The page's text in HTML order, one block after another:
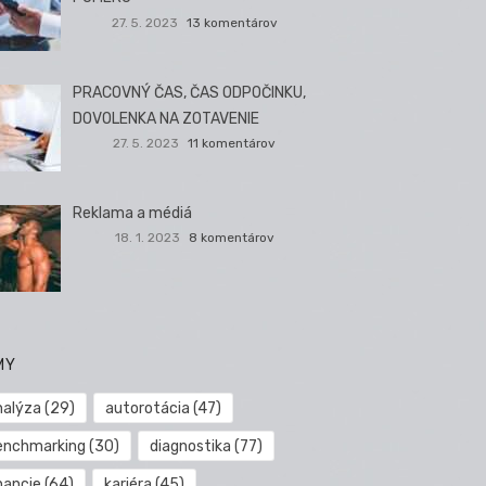
27. 5. 2023 13 komentárov
PRACOVNÝ ČAS, ČAS ODPOČINKU,
DOVOLENKA NA ZOTAVENIE
27. 5. 2023 11 komentárov
Reklama a médiá
18. 1. 2023 8 komentárov
(29) autorotácia (47)
(30) diagnostika (77)